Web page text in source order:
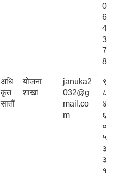
0
6
4
3
7
8
अधि
कृत
सातौं
योजना
शाखा
januka2
032@g
mail.co
m
९
८
४
६
०
५
३
३
१